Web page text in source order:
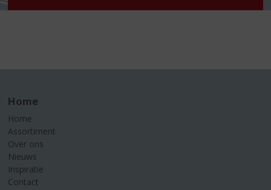
Home
Home
Assortiment
Over ons
Nieuws
Inspiratie
Contact